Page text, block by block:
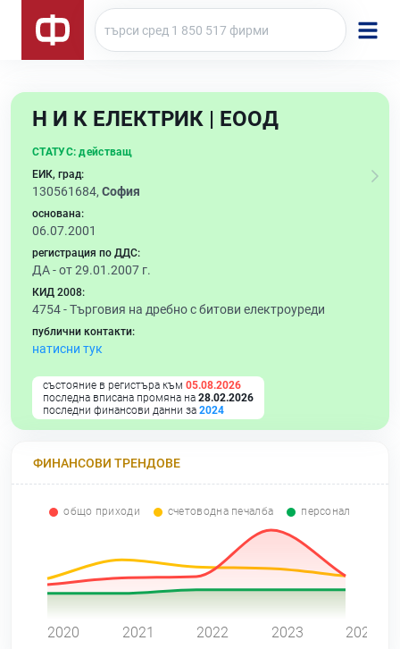
Н И К ЕЛЕКТРИК | ЕООД
СТАТУС: действащ
ЕИК, град:
130561684, София
основана:
06.07.2001
регистрация по ДДС:
ДА - от 29.01.2007 г.
КИД 2008:
4754 -Търговия на дребно с битови електроуреди
публични контакти:
натисни тук
състояние в регистъра към 05.08.2026
последна вписана промяна на 28.02.2026
последни финансови данни за 2024
ФИНАНСОВИ ТРЕНДОВЕ
общо приходи счетоводна печалба персонал
2020 2021 2022 2023 2024